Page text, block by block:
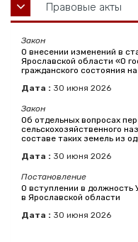
Правовые акты
Закон
О внесении изменений в
Ярославской области «О
гражданского состояния
Дата : 30 июня 2026
Закон
Об отдельных вопросах
сельскохозяйственного
составе таких земель из
Дата : 30 июня 2026
Постановление
О вступлении в должность
в Ярославской области
Дата : 30 июня 2026